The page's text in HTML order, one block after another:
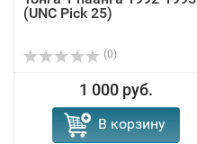
(UNC Pick 25)
(0)
1 000 руб.
В корзину